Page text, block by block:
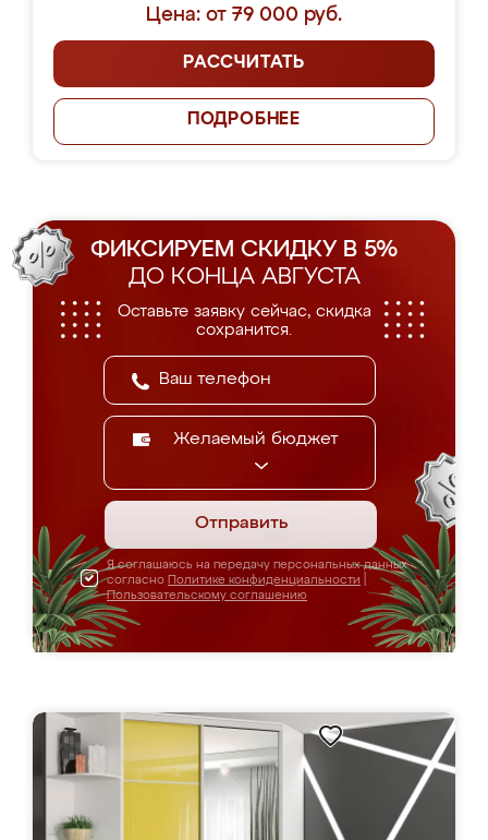
Цена: от 79 000 руб.
РАССЧИТАТЬ
ПОДРОБНЕЕ
ФИКСИРУЕМ СКИДКУ В 5%
ДО КОНЦА АВГУСТА
Оставьте заявку сейчас, скидка
сохранится.
Желаемый бюджет
Отправить
Я соглашаюсь на передачу персональных данных
согласно Политике конфиденциальности
Пользовательскому соглашению